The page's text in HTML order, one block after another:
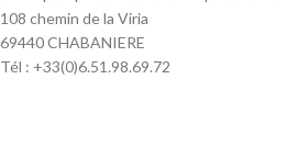
108 chemin de la Viria
69440 CHABANIERE
Tél : +33(0)6.51.98.69.72